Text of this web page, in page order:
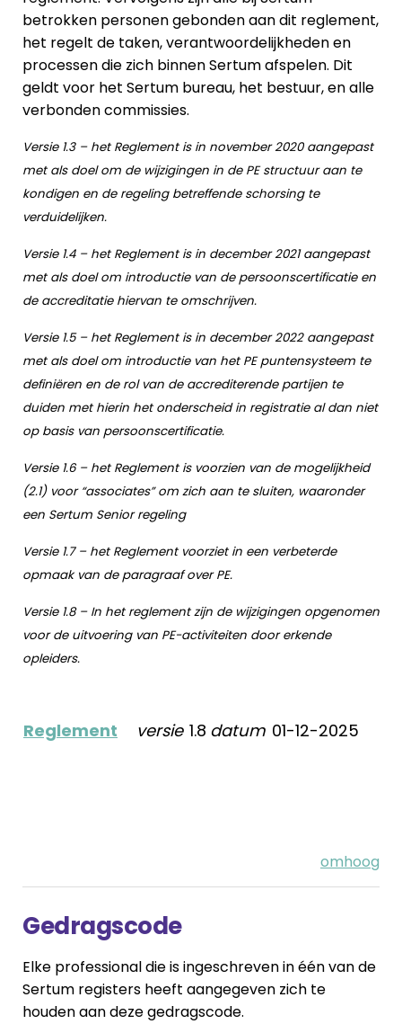
betrokken personen gebonden aan dit reglement,
het regelt de taken, verantwoordelijkheden en
processen die zich binnen Sertum afspelen. Dit
geldt voor het Sertum bureau, het bestuur, en alle
verbonden commissies.
Versie 1.3 – het Reglement is in november 2020 aangepast
met als doel om de wijzigingen in de PE structuur aan te
kondigen en de regeling betreffende schorsing te
verduidelijken.
Versie 1.4 – het Reglement is in december 2021 aangepast
met als doel om introductie van de persoonscertificatie en
de accreditatie hiervan te omschrijven.
Versie 1.5 – het Reglement is in december 2022 aangepast
met als doel om introductie van het PE puntensysteem te
definiëren en de rol van de accrediterende partijen te
duiden met hierin het onderscheid in registratie al dan niet
op basis van persoonscertificatie.
Versie 1.6 – het Reglement is voorzien van de mogelijkheid
(2.1) voor “associates” om zich aan te sluiten, waaronder
een Sertum Senior regeling
Versie 1.7 – het Reglement voorziet in een verbeterde
opmaak van de paragraaf over PE.
Versie 1.8 – In het reglement zijn de wijzigingen opgenomen
voor de uitvoering van PE-activiteiten door erkende
opleiders.
Reglement versie 1.8 datum 01-12-2025
omhoog
Gedragscode
Elke professional die is ingeschreven in één van de
Sertum registers heeft aangegeven zich te
houden aan deze gedragscode.